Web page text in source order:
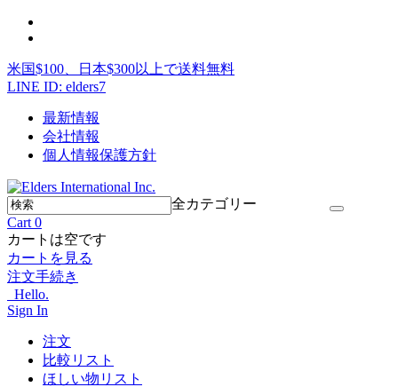
米国$100、日本$300以上で送料無料
LINE ID: elders7
最新情報
会社情報
個人情報保護方針
全カテゴリー
Cart 0
カートは空です
カートを見る
注文手続き
Hello.
Sign In
注文
比較リスト
ほしい物リスト